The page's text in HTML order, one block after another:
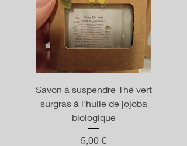
Savon à suspendre Thé vert
surgras à l'huile de jojoba
biologique
Prix
5,00 €